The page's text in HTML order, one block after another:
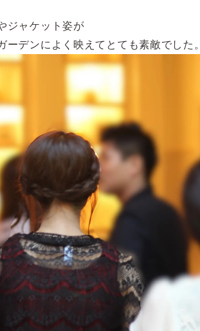
ジャケット姿が
デンによく映えてとても素敵でした。